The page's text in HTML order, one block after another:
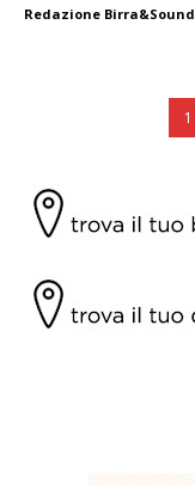
Redazione Birra&Sound
1